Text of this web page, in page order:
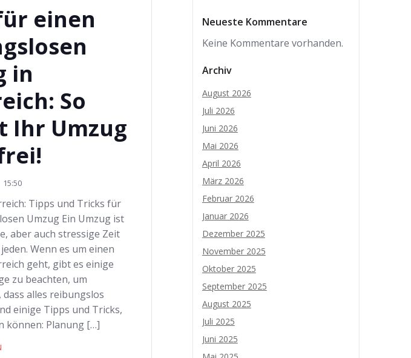
einen
in
So
Ihr Umzug
15:50
Tipps und Tricks für
Umzug Ein Umzug ist
aber auch stressige Zeit
Wenn es um einen
geht, gibt es einige
zu beachten, um
alles reibungslos
einige Tipps und Tricks,
können: Planung […]
Neueste Kommentare
Keine Kommentare vorhanden.
Archiv
August 2026
Juli 2026
Juni 2026
Mai 2026
April 2026
März 2026
Februar 2026
Januar 2026
Dezember 2025
November 2025
Oktober 2025
September 2025
August 2025
Juli 2025
Juni 2025